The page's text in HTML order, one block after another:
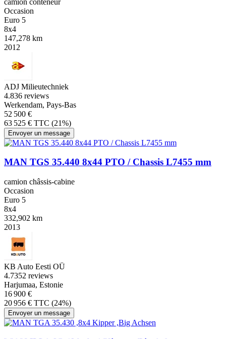
Occasion
Euro 5
8x4
147,278 km
2012
ADJ Milieutechniek
4.836 reviews
Werkendam, Pays-Bas
52 500 €
63 525 € TTC (21%)
Envoyer un message
MAN TGS 35.440 8x44 PTO / Chassis L7455 mm
camion châssis-cabine
Occasion
Euro 5
8x4
332,902 km
2013
KB Auto Eesti OÜ
4.7352 reviews
Harjumaa, Estonie
16 900 €
20 956 € TTC (24%)
Envoyer un message